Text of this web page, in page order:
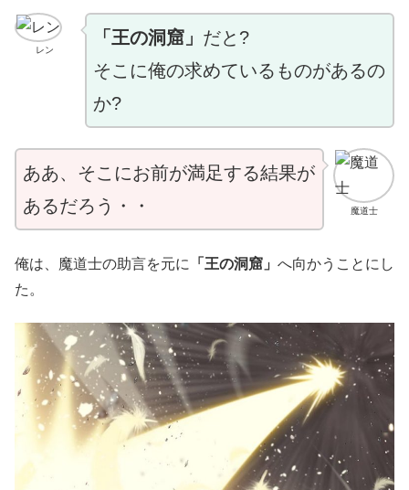
レン
「王の洞窟」 だと?
そこに俺の求めているものがあるの
か?
魔道士
ああ、そこにお前が満足する結果が
あるだろう・・
俺は、魔道士の助言を元に 「王の洞窟」 へ向かうことにし
た。